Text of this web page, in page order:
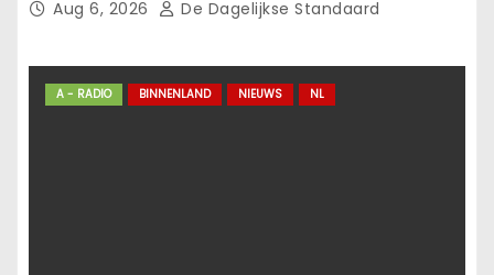
Aug 6, 2026 De Dagelijkse Standaard
A - RADIO BINNENLAND NIEUWS NL